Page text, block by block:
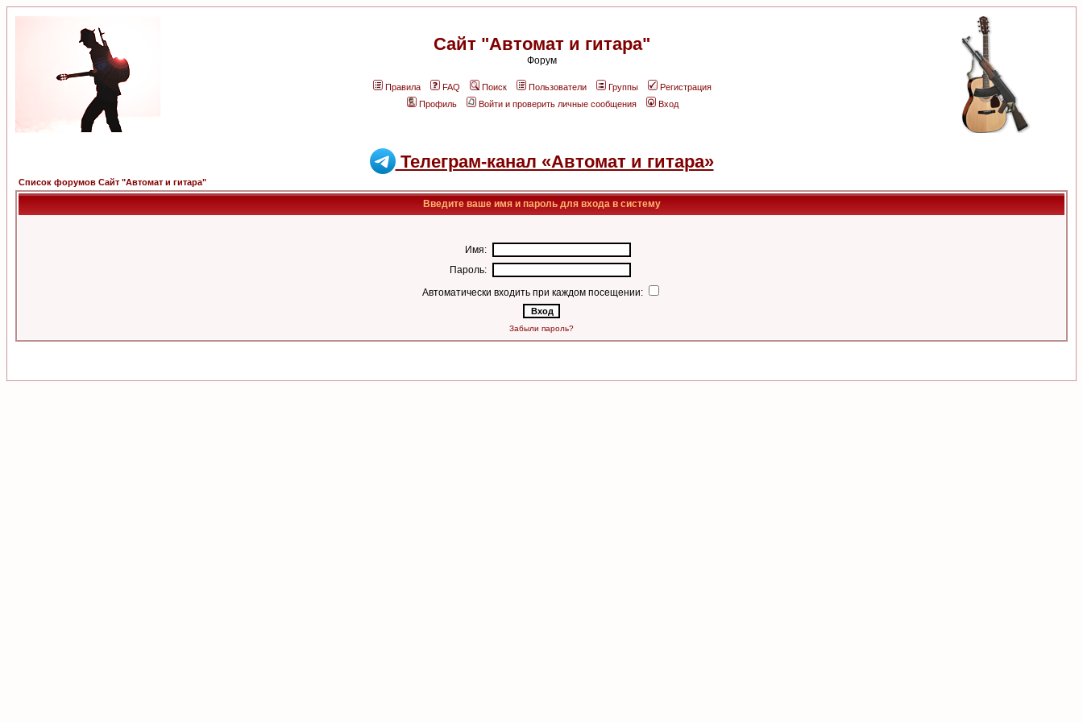
Сайт "Автомат и гитара"
Форум
Правила FAQ Поиск Пользователи Группы
Регистрация
Профиль
Войти и проверить личные сообщения Вход
Телеграм-канал «Автомат и гитара»
Список форумов Сайт "Автомат и гитара"
Введите ваше имя и пароль для входа в систему
Имя:
Пароль:
Автоматически входить при каждом посещении:
Забыли пароль?